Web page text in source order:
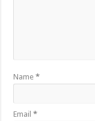
Name*
Email*